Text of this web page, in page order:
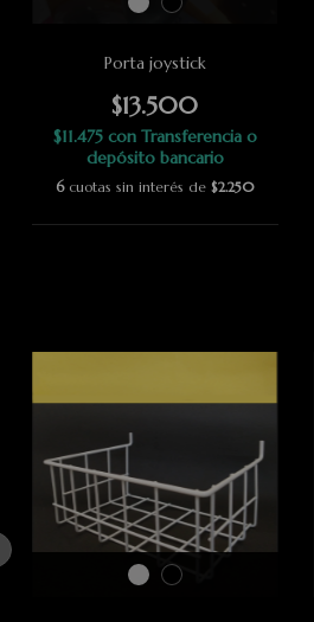
Porta joystick
$13.500
$11.475 con Transferencia o
depósito bancario
6 cuotas sin interés de$2.250